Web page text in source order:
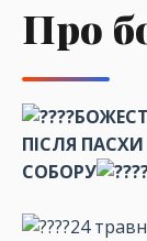
Про
ПІСЛЯ
СОБОРУ
24